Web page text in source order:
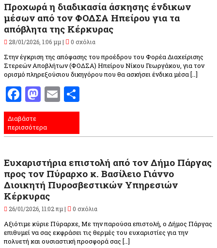
Προχωρά η διαδικασία άσκησης ένδικων
μέσων από τον ΦΟΔΣΑ Ηπείρου για τα
απόβλητα της Κέρκυρας
28/01/2026, 1:06 μμ | 0 σχόλια
Στην έγκριση της απόφασης του προέδρου του Φορέα Διαχείρισης
Στερεών Αποβλήτων (ΦΟΔΣΑ) Ηπείρου Νίκου Γεωργάκου, για τον
ορισμό πληρεξούσιου δικηγόρου που θα ασκήσει ένδικα μέσα […]
Facebook
Mastodon
Email
Διαβάστε
περισσότερα
Ευχαριστήρια επιστολή από τον Δήμο Πάργας
προς τον Πύραρχο κ. Βασίλειο Γιάννο
Διοικητή Πυροσβεστικών Υπηρεσιών
Κέρκυρας
26/01/2026, 11:02 πμ | 0 σχόλια
Αξιότιμε κύριε Πύραρχε, Με την παρούσα επιστολή, ο Δήμος Πάργας
επιθυμεί να σας εκφράσει τις θερμές του ευχαριστίες για την
πολυετή και ουσιαστική προσφορά σας […]